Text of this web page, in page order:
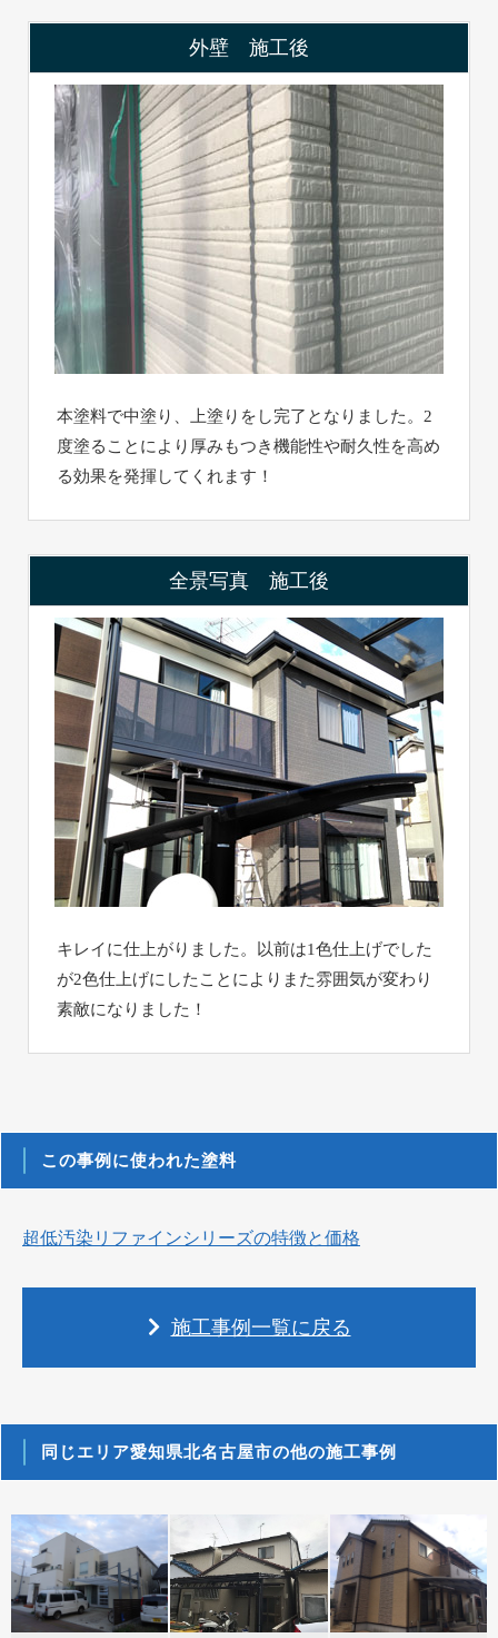
外壁 施工後
本塗料で中塗り、上塗りをし完了となりました。2
度塗ることにより厚みもつき機能性や耐久性を高め
る効果を発揮してくれます！
全景写真 施工後
キレイに仕上がりました。以前は1色仕上げでした
が2色仕上げにしたことによりまた雰囲気が変わり
素敵になりました！
この事例に使われた塗料
超低汚染リファインシリーズの特徴と価格
施工事例一覧に戻る
同じエリア愛知県北名古屋市の他の施工事例